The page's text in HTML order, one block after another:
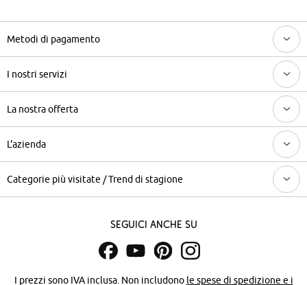
Metodi di pagamento
I nostri servizi
La nostra offerta
L'azienda
Categorie più visitate / Trend di stagione
Seguici anche su
I prezzi sono IVA inclusa. Non includono le spese di spedizione e i